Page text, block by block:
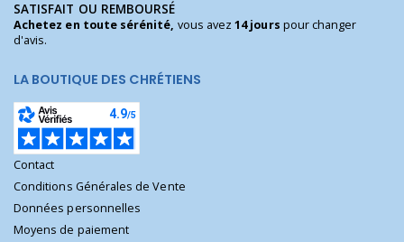
SATISFAIT OU REMBOURSÉ
Achetez en toute sérénité, vous avez14 jours pour changer
d'avis.
LA BOUTIQUE DES CHRÉTIENS
Contact
Conditions Générales de Vente
Données personnelles
Moyens de paiement